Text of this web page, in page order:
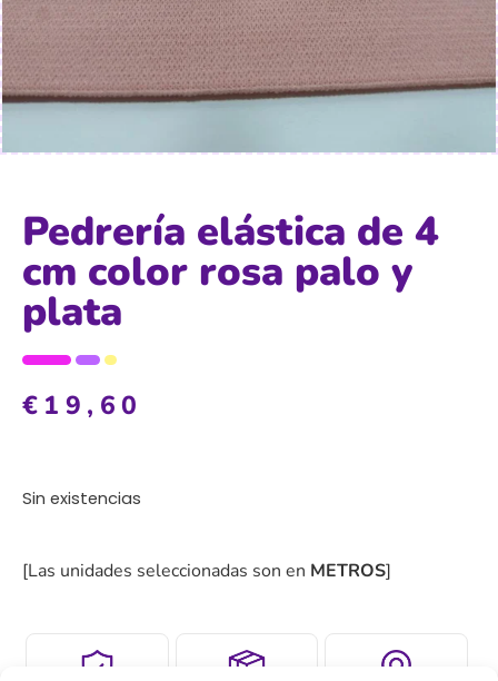
Pedrería elástica de 4
cm color rosa palo y
plata
€ 19,60
Sin existencias
[Las unidades seleccionadas son en METROS]